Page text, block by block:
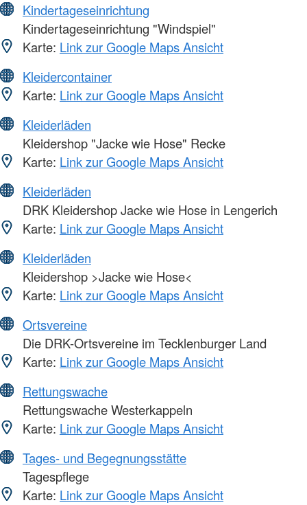
Kindertageseinrichtung
Kindertageseinrichtung "Windspiel"
Karte: Link zur Google Maps Ansicht
Kleidercontainer
Karte: Link zur Google Maps Ansicht
Kleiderläden
Kleidershop "Jacke wie Hose" Recke
Karte: Link zur Google Maps Ansicht
Kleiderläden
DRK Kleidershop Jacke wie Hose in Lengerich
Karte: Link zur Google Maps Ansicht
Kleiderläden
Kleidershop >Jacke wie Hose<
Karte: Link zur Google Maps Ansicht
Ortsvereine
Die DRK-Ortsvereine im Tecklenburger Land
Karte: Link zur Google Maps Ansicht
Rettungswache
Rettungswache Westerkappeln
Karte: Link zur Google Maps Ansicht
Tages- und Begegnungsstätte
Tagespflege
Karte: Link zur Google Maps Ansicht